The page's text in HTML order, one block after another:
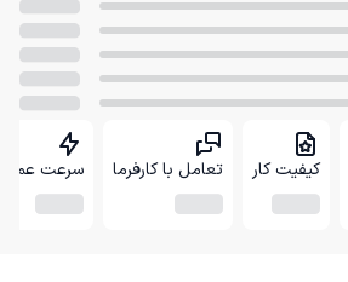
کیفیت کار تعامل با کارفرما سرعت عمل